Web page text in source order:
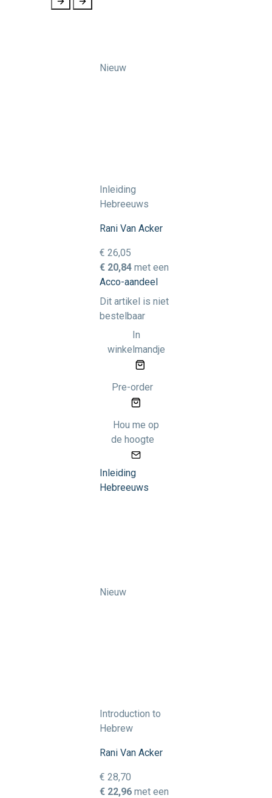
Nieuw
Inleiding
Hebreeuws
Rani Van Acker
€ 26,05
€ 20,84 met een
Acco-aandeel
Dit artikel is niet
bestelbaar
In
winkelmandje
Pre-order
Hou me op
de hoogte
Inleiding
Hebreeuws
Nieuw
Introduction to
Hebrew
Rani Van Acker
€ 28,70
€ 22,96 met een